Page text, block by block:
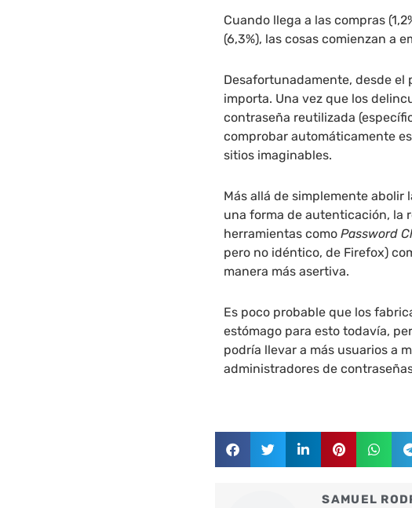
Cuando llega a las compras
(6,3%), las cosas comienzan a
Desafortunadamente, desde
importa. Una vez que los
contraseña reutilizada
comprobar automáticamente
sitios imaginables.
Más allá de simplemente abolir
una forma de autenticación, la
herramientas comoPassword
pero no idéntico, de Firefox)
manera más asertiva.
Es poco probable que los
estómago para esto todavía,
podría llevar a más usuarios a
administradores de
SAMUEL